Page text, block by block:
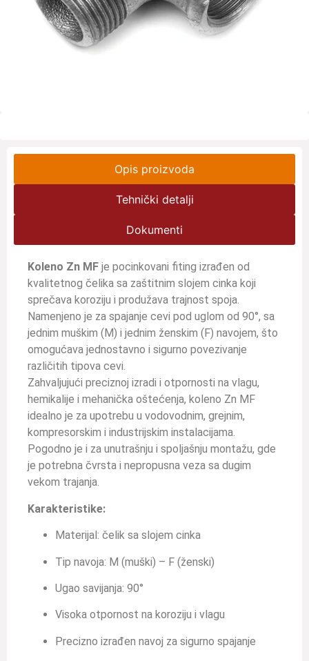
Opis proizvoda
Tehnički detalji
Dokumenti
Koleno Zn MF je pocinkovani fiting izrađen od
kvalitetnog čelika sa zaštitnim slojem cinka koji
sprečava koroziju i produžava trajnost spoja.
Namenjeno je za spajanje cevi pod uglom od 90°, sa
jednim muškim (M) i jednim ženskim (F) navojem, što
omogućava jednostavno i sigurno povezivanje
različitih tipova cevi.
Zahvaljujući preciznoj izradi i otpornosti na vlagu,
hemikalije i mehanička oštećenja, koleno Zn MF
idealno je za upotrebu u vodovodnim, grejnim,
kompresorskim i industrijskim instalacijama.
Pogodno je i za unutrašnju i spoljašnju montažu, gde
je potrebna čvrsta i nepropusna veza sa dugim
vekom trajanja.
Karakteristike:
Materijal: čelik sa slojem cinka
Tip navoja: M (muški) – F (ženski)
Ugao savijanja: 90°
Visoka otpornost na koroziju i vlagu
Precizno izrađen navoj za sigurno spajanje